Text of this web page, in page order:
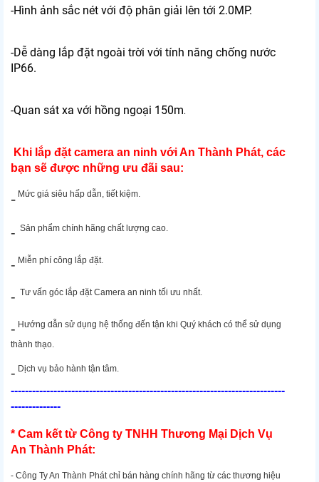
-Hình ảnh sắc nét với độ phân giải lên tới 2.0MP.
-Dễ dàng lắp đặt ngoài trời với tính năng chống nước
IP66.
-Quan sát xa với hồng ngoại 150m.
Khi lắp đặt camera an ninh với An Thành Phát, các
bạn sẽ được những ưu đãi sau:
- Mức giá siêu hấp dẫn, tiết kiệm.
- Sản phẩm chính hãng chất lượng cao.
- Miễn phí công lắp đặt.
- Tư vấn góc lắp đặt Camera an ninh tối ưu nhất.
- Hướng dẫn sử dụng hệ thống đến tận khi Quý khách có thể sử dụng
thành thạo.
- Dịch vụ bảo hành tận tâm.
-----------------------------------------------------------------------------
--------------
* Cam kết từ Công ty TNHH Thương Mại Dịch Vụ
An Thành Phát:
- Công Ty An Thành Phát chỉ bán hàng chính hãng từ các thương hiệu